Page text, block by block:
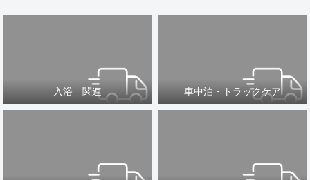
入浴 関連 車中泊・トラックケア